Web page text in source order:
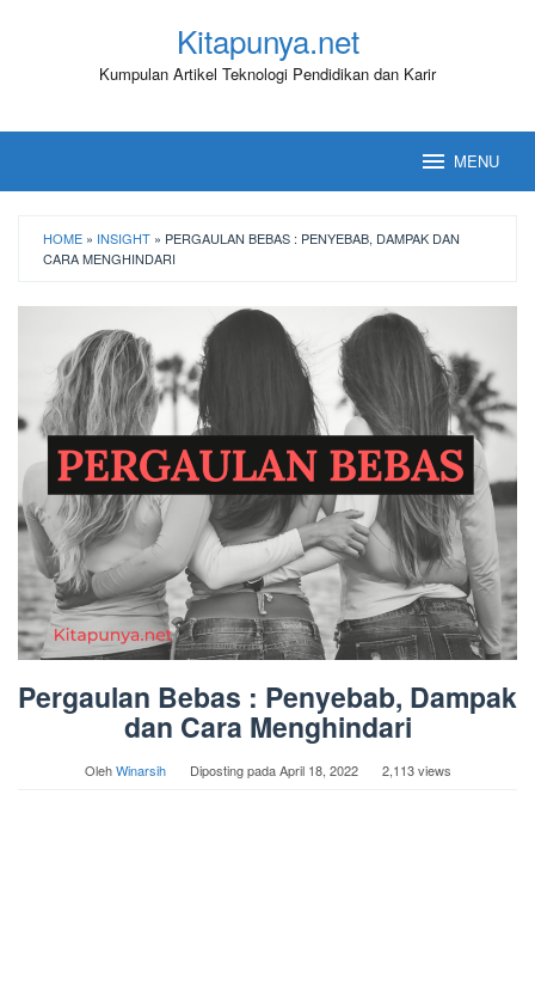
Kitapunya.net
Kumpulan Artikel Teknologi Pendidikan dan Karir
MENU
HOME » INSIGHT » PERGAULAN BEBAS : PENYEBAB, DAMPAK DAN
CARA MENGHINDARI
Pergaulan Bebas : Penyebab, Dampak
dan Cara Menghindari
OlehWinarsih Diposting padaApril 18, 2022 2,113 views